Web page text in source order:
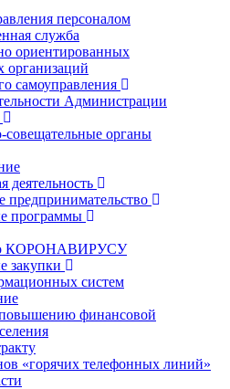
персоналом
служба
ориентированных
организаций
самоуправления
Администрации
совещательные органы
деятельность
предпринимательство
программы
КОРОНАВИРУСУ
закупки
систем
финансовой
«горячих телефонных линий»